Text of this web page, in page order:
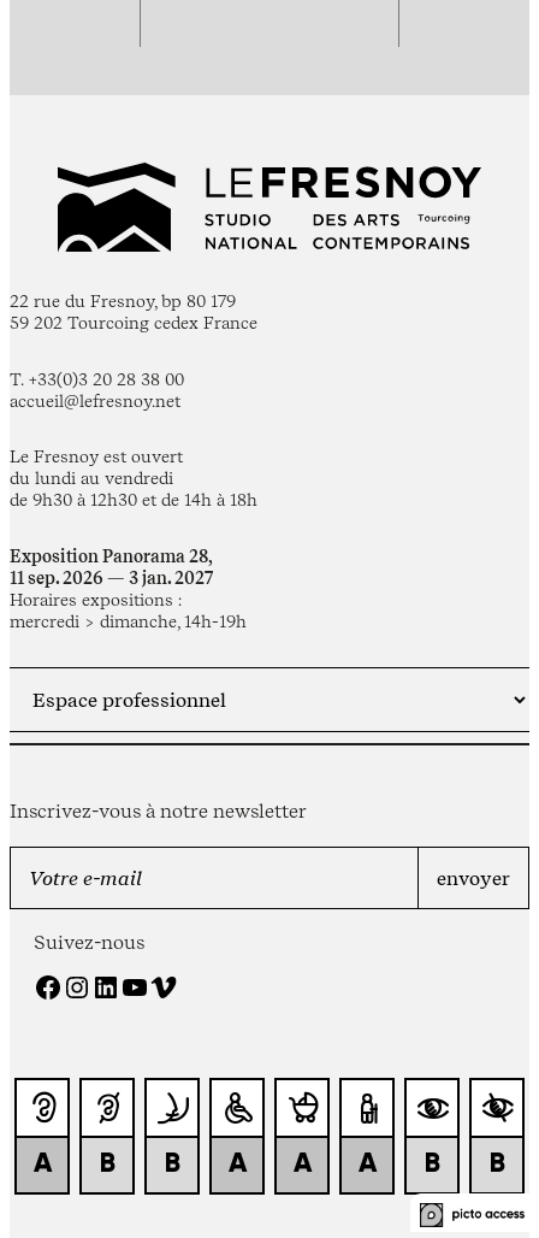
22 rue du Fresnoy, bp 80 179
59 202 Tourcoing cedex France
T. +33(0)3 20 28 38 00
accueil@lefresnoy.net
Le Fresnoy est ouvert
du lundi au vendredi
de 9h30 à 12h30 et de 14h à 18h
Exposition Panorama 28,
11 sep. 2026 — 3 jan. 2027
Horaires expositions :
mercredi > dimanche, 14h-19h
Inscrivez-vous à notre newsletter
Suivez-nous
Facebook Instagram LinkedIn YouTube Vimeo